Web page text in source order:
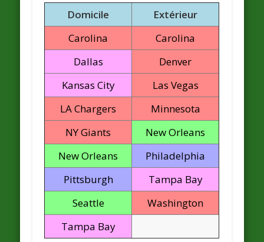
Domicile
Extérieur
Carolina
Carolina
Dallas
Denver
Kansas City
Las Vegas
LA Chargers
Minnesota
NY Giants
New Orleans
New Orleans
Philadelphia
Pittsburgh
Tampa Bay
Seattle
Washington
Tampa Bay